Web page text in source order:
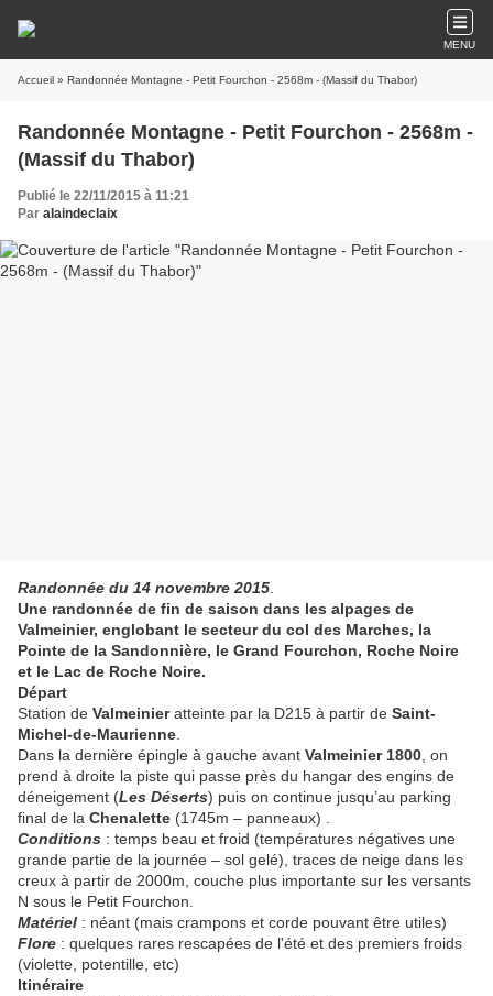
MENU
Accueil » Randonnée Montagne - Petit Fourchon - 2568m - (Massif du Thabor)
Randonnée Montagne - Petit Fourchon - 2568m -
(Massif du Thabor)
Publié le 22/11/2015 à 11:21
Par alaindeclaix
Randonnée du 14 novembre 2015
Une randonnée de fin de saison dans les alpages de
Valmeinier, englobant le secteur du col des Marches, la
Pointe de la Sandonnière, le Grand Fourchon, Roche Noire
et le Lac de Roche Noire.
Départ
Station de Valmeinieratteinte par la D215 à partir de Saint-
Michel-de-Maurienne
Dans la dernière épingle à gauche avant Valmeinier 1800 , on
prend à droite la piste qui passe près du hangar des engins de
déneigement (Les Déserts) puis on continue jusqu’au parking
final de la Chenalette (1745m – panneaux) .
Conditions : temps beau et froid (températures négatives une
grande partie de la journée – sol gelé), traces de neige dans les
creux à partir de 2000m, couche plus importante sur les versants
N sous le Petit Fourchon.
Matériel : néant (mais crampons et corde pouvant être utiles)
Flore : quelques rares rescapées de l'été et des premiers froids
(violette, potentille, etc)
Itinéraire